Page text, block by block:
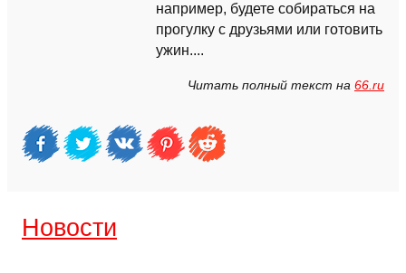
например, будете собираться на
прогулку с друзьями или готовить
ужин....
Читать полный текст на 66.ru
Новости